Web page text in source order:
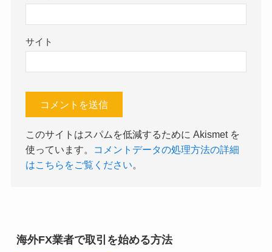
サイト
このサイトはスパムを低減するために Akismet を
使っています。
コメントデータの処理方法の詳細
はこちらをご覧ください。
海外FX業者で取引を始める方法